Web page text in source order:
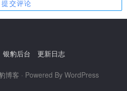
银豹后台 更新日志
博客 · Powered By WordPress